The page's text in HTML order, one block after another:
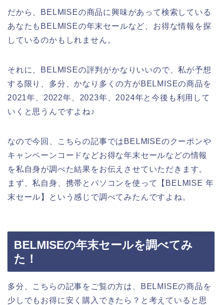
だから、BELMISEの商品に興味があって検索している
あなたもBELMISEの年末セールなど、お得な情報を探
しているのかもしれません。
それに、BELMISEの評判がかなりいいので、私が予想
する限り、多分、かなり多くの方がBELMISEの商品を
2021年、2022年、2023年、2024年と今後も利用して
いくと思うんですよね♪
なので今回、こちらの記事ではBELMISEのクーポンや
キャンペーンコードなどお得な年末セールなどの情報
を私自身が調べた結果をお伝えさせていただきます。
まず、私自身、携帯とパソコンを使って【BELMISE 年
末セール】という感じで調べてみたんですよね。
BELMISEの年末セールを調べてみ
た！
多分、こちらの記事をご覧の方は、BELMISEの商品を
少しでもお得に安く購入できたら？と考えていると思